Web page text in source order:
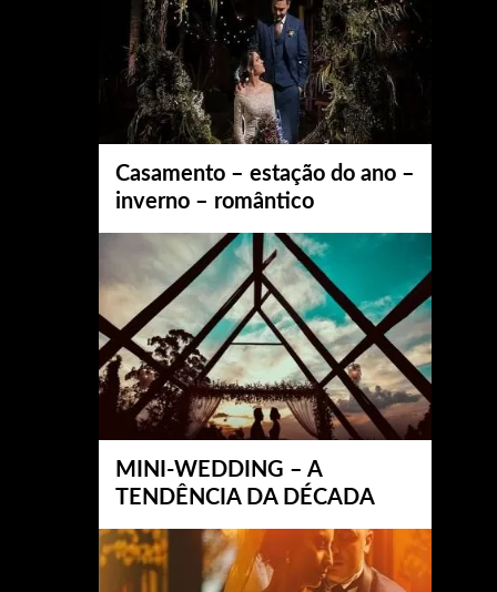
Casamento – estação do ano –
inverno – romântico
MINI-WEDDING – A
TENDÊNCIA DA DÉCADA